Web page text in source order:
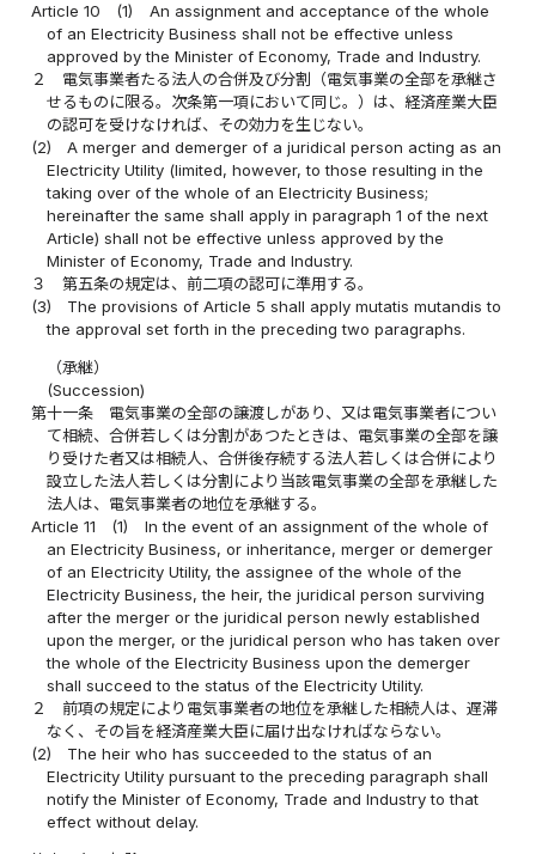
Article 10
(1)
An assignment and acceptance of the whole
of an Electricity Business shall not be effective unless
approved by the Minister of Economy, Trade and Industry.
２
電気事業者たる法人の合併及び分割（電気事業の全部を承継さ
せるものに限る。次条第一項において同じ。）は、経済産業大臣
の認可を受けなければ、その効力を生じない。
(2)
A merger and demerger of a juridical person acting as an
Electricity Utility (limited, however, to those resulting in the
taking over of the whole of an Electricity Business;
hereinafter the same shall apply in paragraph 1 of the next
Article) shall not be effective unless approved by the
Minister of Economy, Trade and Industry.
３
第五条の規定は、前二項の認可に準用する。
(3)
The provisions of Article 5 shall apply mutatis mutandis to
the approval set forth in the preceding two paragraphs.
（承継）
(Succession)
第十一条
電気事業の全部の譲渡しがあり、又は電気事業者につい
て相続、合併若しくは分割があつたときは、電気事業の全部を譲
り受けた者又は相続人、合併後存続する法人若しくは合併により
設立した法人若しくは分割により当該電気事業の全部を承継した
法人は、電気事業者の地位を承継する。
Article 11
(1)
In the event of an assignment of the whole of
an Electricity Business, or inheritance, merger or demerger
of an Electricity Utility, the assignee of the whole of the
Electricity Business, the heir, the juridical person surviving
after the merger or the juridical person newly established
upon the merger, or the juridical person who has taken over
the whole of the Electricity Business upon the demerger
shall succeed to the status of the Electricity Utility.
２
前項の規定により電気事業者の地位を承継した相続人は、遅滞
なく、その旨を経済産業大臣に届け出なければならない。
(2)
The heir who has succeeded to the status of an
Electricity Utility pursuant to the preceding paragraph shall
notify the Minister of Economy, Trade and Industry to that
effect without delay.